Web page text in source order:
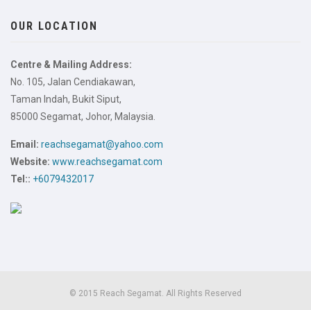
OUR LOCATION
Centre & Mailing Address:
No. 105, Jalan Cendiakawan,
Taman Indah, Bukit Siput,
85000 Segamat, Johor, Malaysia.
Email: reachsegamat@yahoo.com
Website: www.reachsegamat.com
Tel:: +6079432017
© 2015 Reach Segamat. All Rights Reserved